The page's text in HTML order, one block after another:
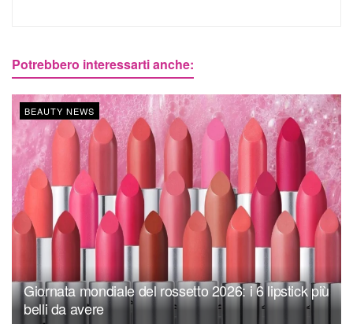
Potrebbero interessarti anche:
BEAUTY NEWS
Giornata mondiale del rossetto 2026: i 6 lipstick più
belli da avere